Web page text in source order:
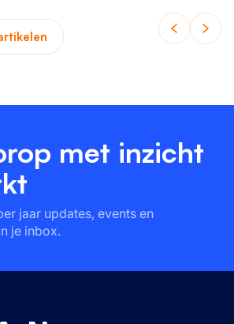
met inzicht
jaar updates, events en
je inbox.